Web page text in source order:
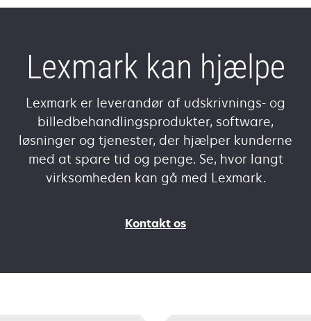
Lexmark kan hjælpe
Lexmark er leverandør af udskrivnings- og
billedbehandlingsprodukter, software,
løsninger og tjenester, der hjælper kunderne
med at spare tid og penge. Se, hvor langt
virksomheden kan gå med Lexmark.
Kontakt os